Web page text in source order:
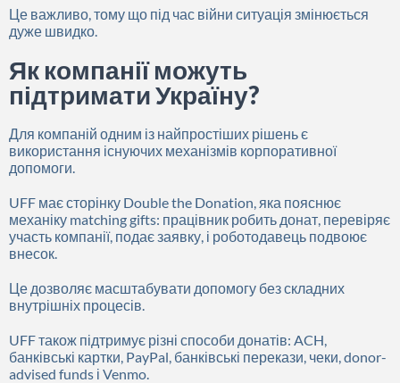
Це важливо, тому що під час війни ситуація змінюється
дуже швидко.
Як компанії можуть
підтримати Україну?
Для компаній одним із найпростіших рішень є
використання існуючих механізмів корпоративної
допомоги.
UFF має сторінку Double the Donation, яка пояснює
механіку matching gifts: працівник робить донат, перевіряє
участь компанії, подає заявку, і роботодавець подвоює
внесок.
Це дозволяє масштабувати допомогу без складних
внутрішніх процесів.
UFF також підтримує різні способи донатів: ACH,
банківські картки, PayPal, банківські перекази, чеки, donor-
advised funds і Venmo.